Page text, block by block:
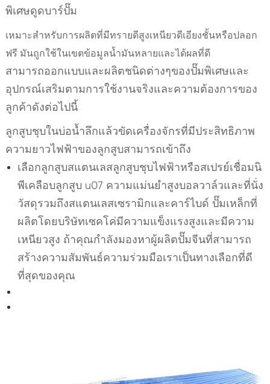
พิเศษดูดบาร์ปั๊ม
เหมาะสำหรับการผลิตที่มีทรายดีสูงเหนียวดีเอียงชั้นหรือปลอก
ฟรี มันถูกใช้ในเขตข้อมูลน้ำมันหลายและได้ผลที่ดี
สามารถออกแบบและผลิตชนิดต่างๆของปั๊มพิเศษและ
อุปกรณ์เสริมตามการใช้งานจริงและความต้องการของ
ลูกค้าดังต่อไปนี้
ลูกสูบชุบในบ่อน้ำลึกแล้วขัดเครื่องจักรที่มีประสิทธิภาพ
ความยาวไฟฟ้าของลูกสูบสามารถเข้าถึง
เลือกลูกสูบสแตนเลสลูกสูบชุบไฟฟ้าหรือสเปรย์เชื่อมนิ
พีเคลือบลูกสูบ u07 ความแม่นยำสูงบอลวาล์วและที่นั่ง
วัสดุรวมถึงสแตนเลสเซรามิกและคาร์ไบด์ ปั๊มเหล็กที่
ผลิตโดยบริษัทเซคโค่มีความแข็งแรงสูงและมีความ
เหนียวสูง ถ้าคุณกำลังมองหาผู้ผลิตปั๊มจีนที่สามารถ
สร้างความสัมพันธ์ความร่วมมือเราเป็นทางเลือกที่ดี
ที่สุดของคุณ